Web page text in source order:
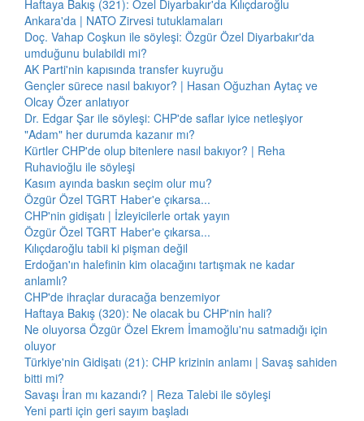
Haftaya Bakış (321): Özel Diyarbakır'da Kılıçdaroğlu
Ankara'da | NATO Zirvesi tutuklamaları
Doç. Vahap Coşkun ile söyleşi: Özgür Özel Diyarbakır'da
umduğunu bulabildi mi?
AK Parti'nin kapısında transfer kuyruğu
Gençler sürece nasıl bakıyor? | Hasan Oğuzhan Aytaç ve
Olcay Özer anlatıyor
Dr. Edgar Şar ile söyleşi: CHP'de saflar iyice netleşiyor
"Adam" her durumda kazanır mı?
Kürtler CHP'de olup bitenlere nasıl bakıyor? | Reha
Ruhavioğlu ile söyleşi
Kasım ayında baskın seçim olur mu?
Özgür Özel TGRT Haber'e çıkarsa...
CHP'nin gidişatı | İzleyicilerle ortak yayın
Özgür Özel TGRT Haber'e çıkarsa...
Kılıçdaroğlu tabii ki pişman değil
Erdoğan'ın halefinin kim olacağını tartışmak ne kadar
anlamlı?
CHP'de ihraçlar duracağa benzemiyor
Haftaya Bakış (320): Ne olacak bu CHP'nin hali?
Ne oluyorsa Özgür Özel Ekrem İmamoğlu'nu satmadığı için
oluyor
Türkiye'nin Gidişatı (21): CHP krizinin anlamı | Savaş sahiden
bitti mi?
Savaşı İran mı kazandı? | Reza Talebi ile söyleşi
Yeni parti için geri sayım başladı